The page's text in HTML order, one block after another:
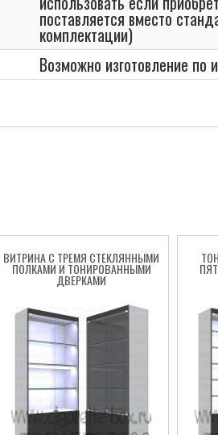
поставляется вместо
комплектации)
Возможно изготовление
ВИТРИНА С ТРЕМЯ СТЕКЛЯННЫМИ
ПОЛКАМИ И ТОНИРОВАННЫМИ
ДВЕРКАМИ